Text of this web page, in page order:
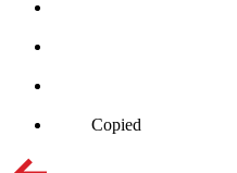
Copied